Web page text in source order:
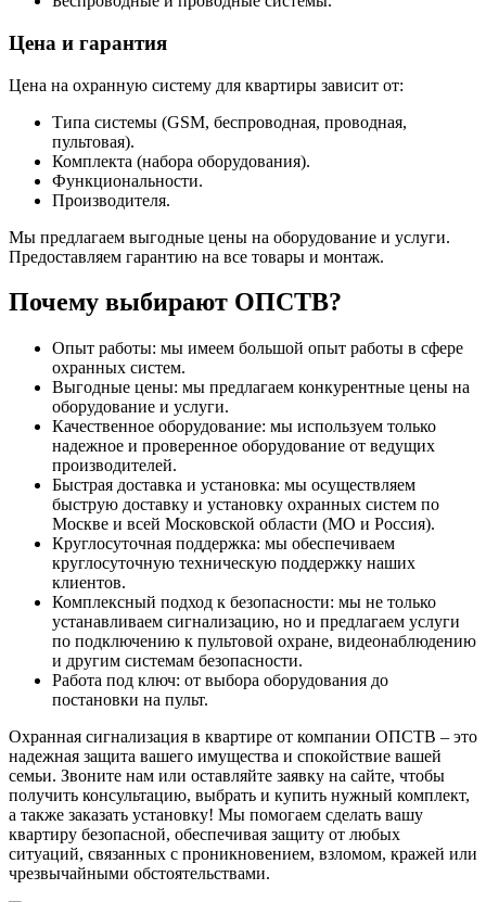
Цена и гарантия
Цена на охранную систему для квартиры зависит от:
Типа системы (GSM, беспроводная, проводная,
пультовая).
Комплекта (набора оборудования).
Функциональности.
Производителя.
Мы предлагаем выгодные цены на оборудование и услуги.
Предоставляем гарантию на все товары и монтаж.
Почему выбирают ОПСТВ?
Опыт работы: мы имеем большой опыт работы в сфере
охранных систем.
Выгодные цены: мы предлагаем конкурентные цены на
оборудование и услуги.
Качественное оборудование: мы используем только
надежное и проверенное оборудование от ведущих
производителей.
Быстрая доставка и установка: мы осуществляем
быструю доставку и установку охранных систем по
Москве и всей Московской области (МО и Россия).
Круглосуточная поддержка: мы обеспечиваем
круглосуточную техническую поддержку наших
клиентов.
Комплексный подход к безопасности: мы не только
устанавливаем сигнализацию, но и предлагаем услуги
по подключению к пультовой охране, видеонаблюдению
и другим системам безопасности.
Работа под ключ: от выбора оборудования до
постановки на пульт.
Охранная сигнализация в квартире от компании ОПСТВ – это
надежная защита вашего имущества и спокойствие вашей
семьи. Звоните нам или оставляйте заявку на сайте, чтобы
получить консультацию, выбрать и купить нужный комплект,
а также заказать установку! Мы помогаем сделать вашу
квартиру безопасной, обеспечивая защиту от любых
ситуаций, связанных с проникновением, взломом, кражей или
чрезвычайными обстоятельствами.